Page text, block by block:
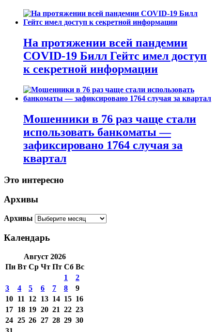
На протяжении всей пандемии
COVID-19 Билл Гейтс имел доступ
к секретной информации
Мошенники в 76 раз чаще стали
использовать банкоматы —
зафиксировано 1764 случая за
квартал
Это интересно
Архивы
Архивы
Календарь
Август 2026
Пн Вт Ср Чт Пт Сб Вс
1
2
3
4 5 6 7 8
9
10 11 12 13 14 15 16
17 18 19 20 21 22 23
24 25 26 27 28 29 30